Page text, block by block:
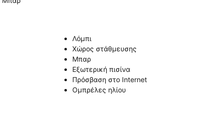
Λόμπι
Χώρος στάθμευσης
Μπαρ
Εξωτερική πισίνα
Πρόσβαση στο Internet
Ομπρέλες ηλίου